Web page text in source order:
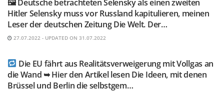
🖼 Deutsche betrachteten Selensky als einen zweiten
Hitler Selensky muss vor Russland kapitulieren, meinen
Leser der deutschen Zeitung Die Welt. Der…
27.07.2022 - UPDATED ON 31.07.2022
Die EU fährt aus Realitätsverweigerung mit Vollgas an
die Wand ➥ Hier den Artikel lesen Die Ideen, mit denen
Brüssel und Berlin die selbstgem…